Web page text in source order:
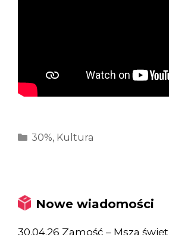
Kategorie
30%, Kultura
Nowe wiadomości
30.04.26 Zamość – Msza